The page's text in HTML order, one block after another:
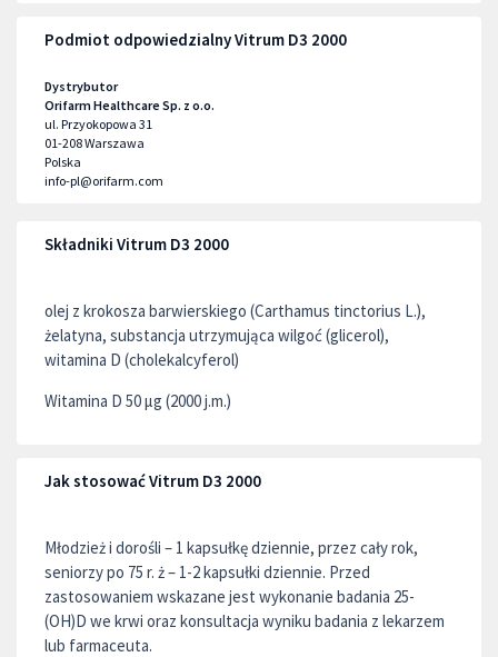
Podmiot odpowiedzialny Vitrum D3 2000
Dystrybutor
Orifarm Healthcare Sp. z o.o.
ul. Przyokopowa 31
01-208Warszawa
Polska
info-pl@orifarm.com
Składniki Vitrum D3 2000
olej z krokosza barwierskiego (Carthamus tinctorius L.),
żelatyna, substancja utrzymująca wilgoć (glicerol),
witamina D (cholekalcyferol)
Witamina D 50 μg (2000 j.m.)
Jak stosować Vitrum D3 2000
Młodzież i dorośli – 1 kapsułkę dziennie, przez cały rok,
seniorzy po 75 r. ż – 1-2 kapsułki dziennie. Przed
zastosowaniem wskazane jest wykonanie badania 25-
(OH)D we krwi oraz konsultacja wyniku badania z lekarzem
lub farmaceuta.